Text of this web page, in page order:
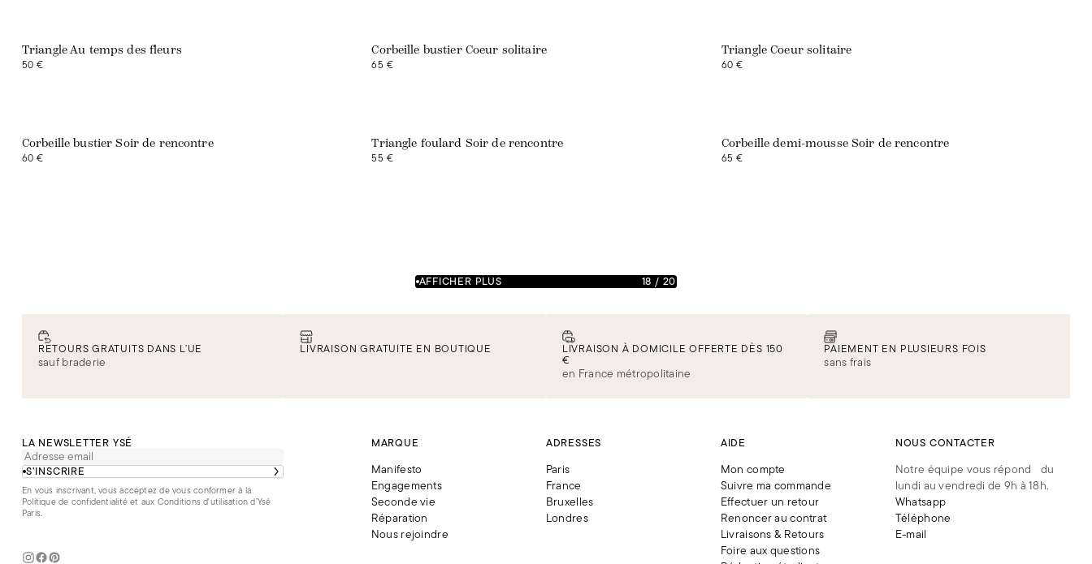
Triangle Au temps des fleurs
50 €
Corbeille bustier Coeur solitaire
65 €
Triangle Coeur solitaire
60 €
Corbeille bustier Soir de rencontre
60 €
Triangle foulard Soir de rencontre
55 €
Corbeille demi-mousse Soir de rencontre
65 €
AFFICHER PLUS 18 / 20
RETOURS GRATUITS DANS L’UE
sauf braderie
LIVRAISON GRATUITE EN BOUTIQUE LIVRAISON À DOMICILE OFFERTE DÈS 150
€
en France métropolitaine
PAIEMENT EN PLUSIEURS FOIS
sans frais
LA NEWSLETTER YSÉ
S’INSCRIRE
En vous inscrivant, vous acceptez de vous conformer à la
Politique de confidentialitéet aux Conditions d'utilisation d’Ysé
Paris.
MARQUE
Manifesto
Engagements
Seconde vie
Réparation
Nous rejoindre
ADRESSES
Paris
France
Bruxelles
Londres
AIDE
Mon compte
Suivre ma commande
Effectuer un retour
Renoncer au contrat
Livraisons & Retours
Foire aux questions
NOUS CONTACTER
Notre équipe vous répond du
lundi au vendredi de 9h à 18h.
Whatsapp
Téléphone
E-mail